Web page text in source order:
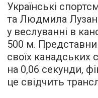
Українські
та Людмила Лузан
у веслуванні в
500 м.
своїх канадських
на 0,06 секунди,
це свідчить